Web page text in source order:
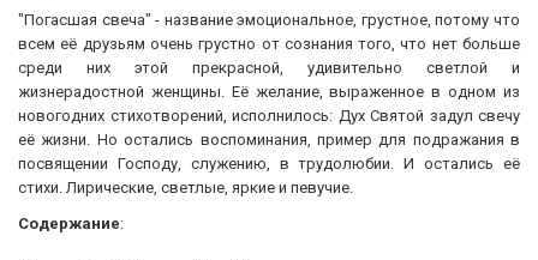
"Погасшая свеча" - название эмоциональное, грустное, потому что
всем её друзьям очень грустно от сознания того, что нет больше
среди них этой прекрасной, удивительно светлой и
жизнерадостной женщины. Её желание, выраженное в одном из
новогодних стихотворений, исполнилось: Дух Святой задул свечу
её жизни. Но остались воспоминания, пример для подражания в
посвящении Господу, служению, в трудолюбии. И остались её
стихи. Лирические, светлые, яркие и певучие.
Содержание: